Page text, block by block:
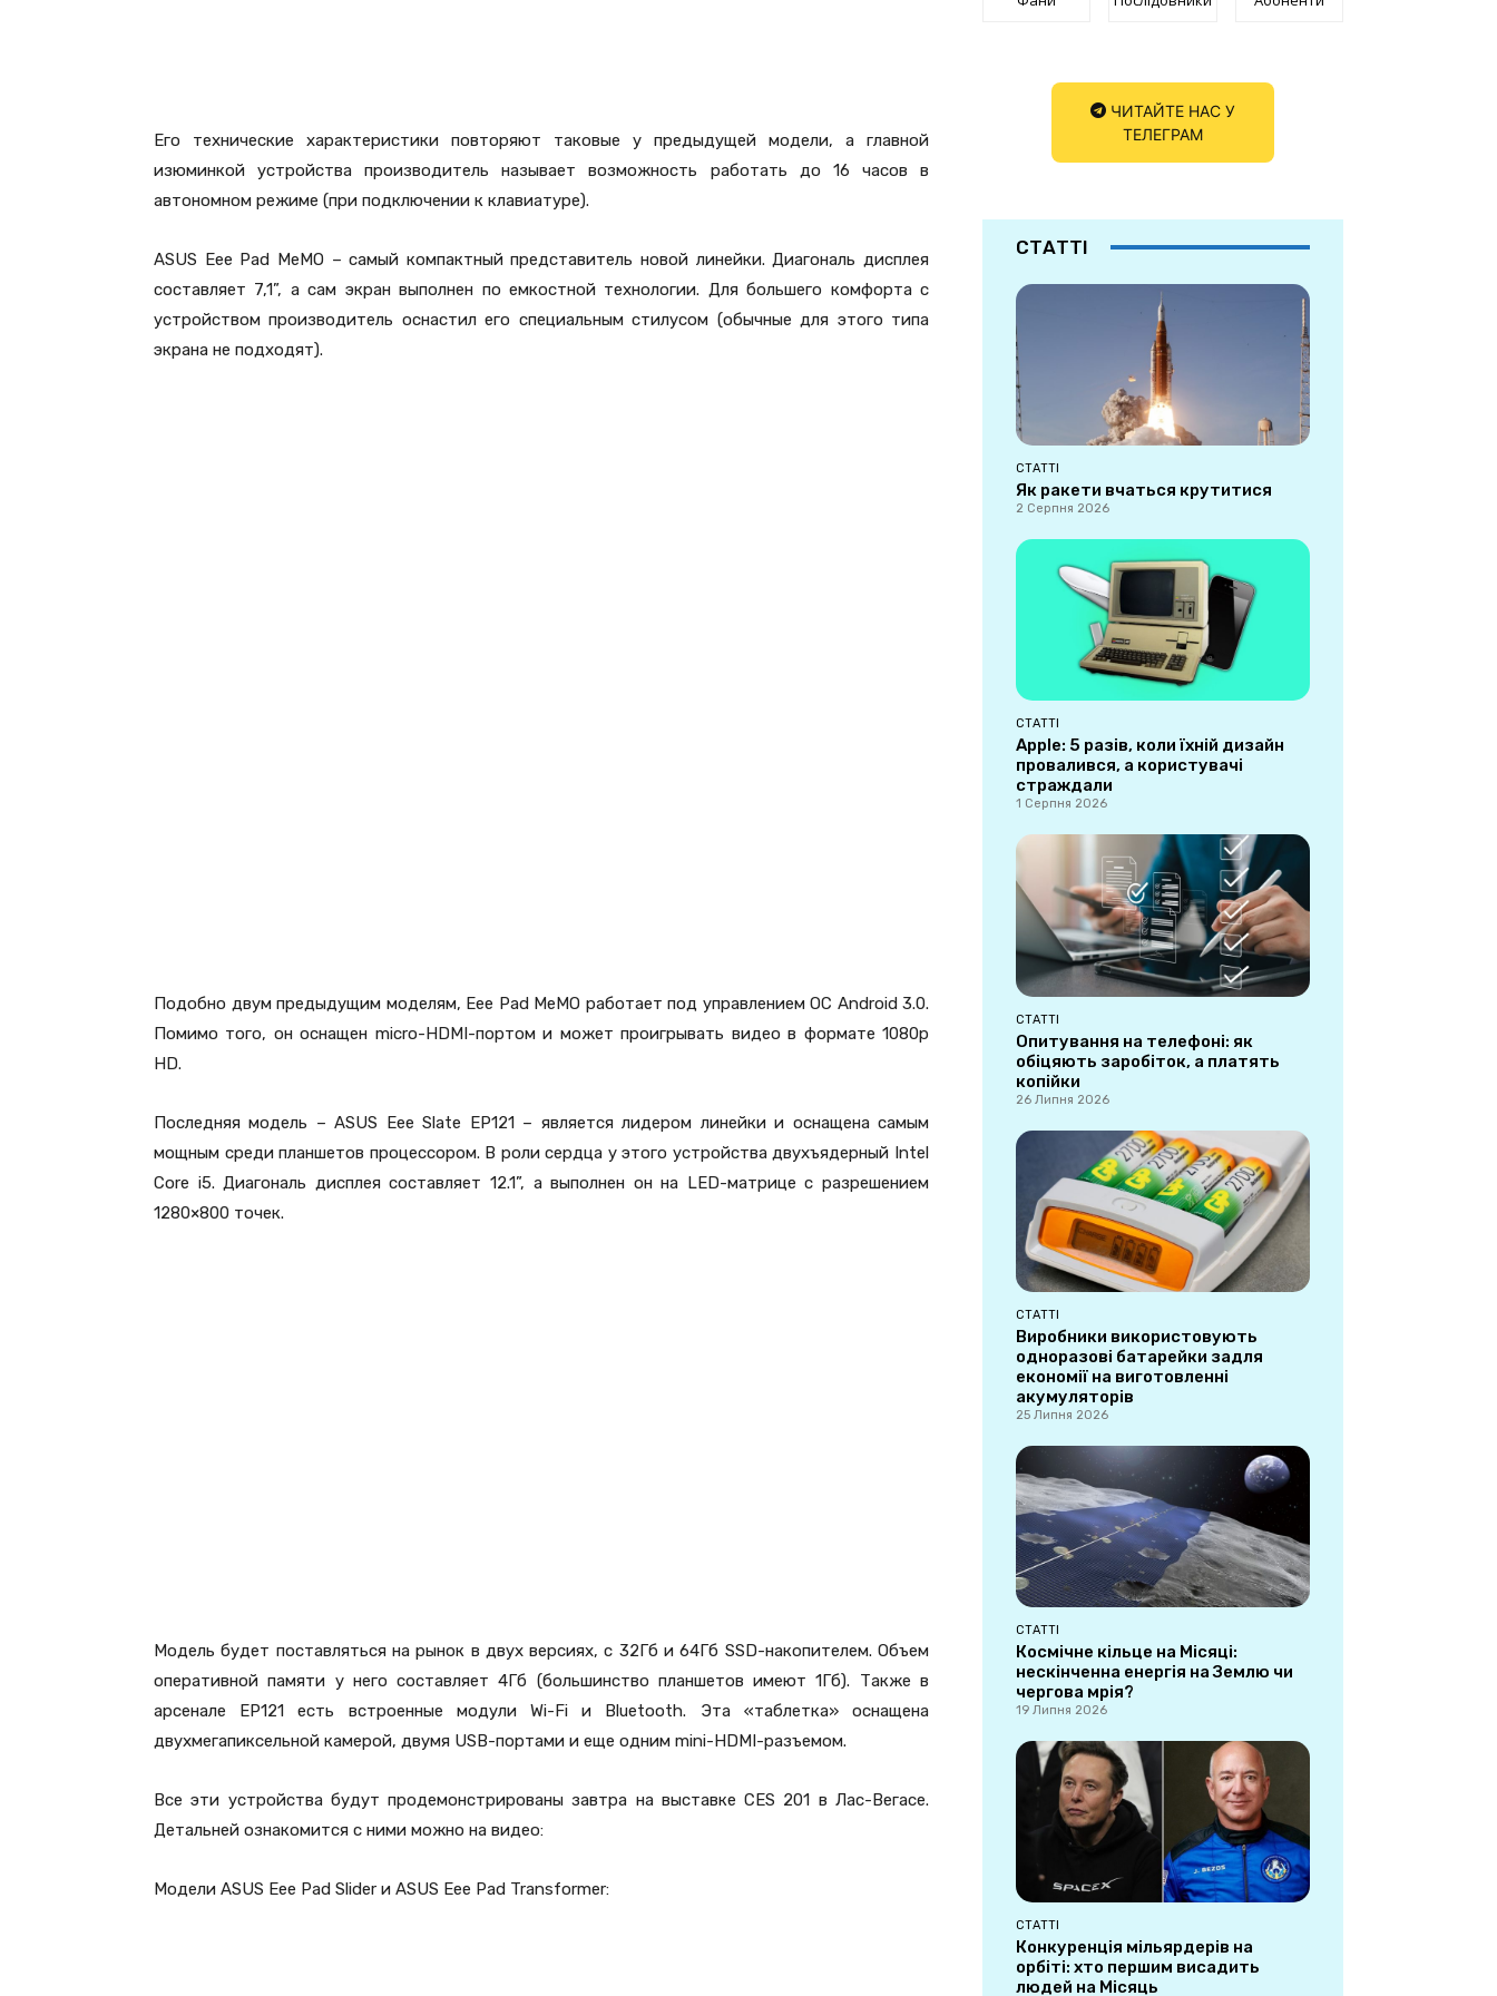
Его технические характеристики повторяют таковые у предыдущей модели, а главной
изюминкой устройства производитель называет возможность работать до 16 часов в
автономном режиме (при подключении к клавиатуре).
ASUS Eee Pad MeMO – самый компактный представитель новой линейки. Диагональ дисплея
составляет 7,1”, а сам экран выполнен по емкостной технологии. Для большего комфорта с
устройством производитель оснастил его специальным стилусом (обычные для этого типа
экрана не подходят).
Подобно двум предыдущим моделям, Eee Pad MeMO работает под управлением ОС Android 3.0.
Помимо того, он оснащен micro-HDMI-портом и может проигрывать видео в формате 1080p
HD.
Последняя модель – ASUS Eee Slate EP121 – является лидером линейки и оснащена самым
мощным среди планшетов процессором. В роли сердца у этого устройства двухъядерный Intel
Core i5. Диагональ дисплея составляет 12.1”, а выполнен он на LED-матрице с разрешением
1280×800 точек.
Модель будет поставляться на рынок в двух версиях, с 32Гб и 64Гб SSD-накопителем. Объем
оперативной памяти у него составляет 4Гб (большинство планшетов имеют 1Гб). Также в
арсенале EP121 есть встроенные модули Wi-Fi и Bluetooth. Эта «таблетка» оснащена
двухмегапиксельной камерой, двумя USB-портами и еще одним mini-HDMI-разъемом.
Все эти устройства будут продемонстрированы завтра на выставке CES 201 в Лас-Вегасе.
Детальней ознакомится с ними можно на видео:
Модели ASUS Eee Pad Slider и ASUS Eee Pad Transformer:
ЧИТАЙТЕ НАС У
ТЕЛЕГРАМ
СТАТТІ
СТАТТІ
Як ракети вчаться крутитися
2 Серпня 2026
СТАТТІ
Apple: 5 разів, коли їхній дизайн
провалився, а користувачі
страждали
1 Серпня 2026
СТАТТІ
Опитування на телефоні: як
обіцяють заробіток, а платять
копійки
26 Липня 2026
СТАТТІ
Виробники використовують
одноразові батарейки задля
економії на виготовленні
акумуляторів
25 Липня 2026
СТАТТІ
Космічне кільце на Місяці:
нескінченна енергія на Землю чи
чергова мрія?
19 Липня 2026
СТАТТІ
Конкуренція мільярдерів на
орбіті: хто першим висадить
людей на Місяць